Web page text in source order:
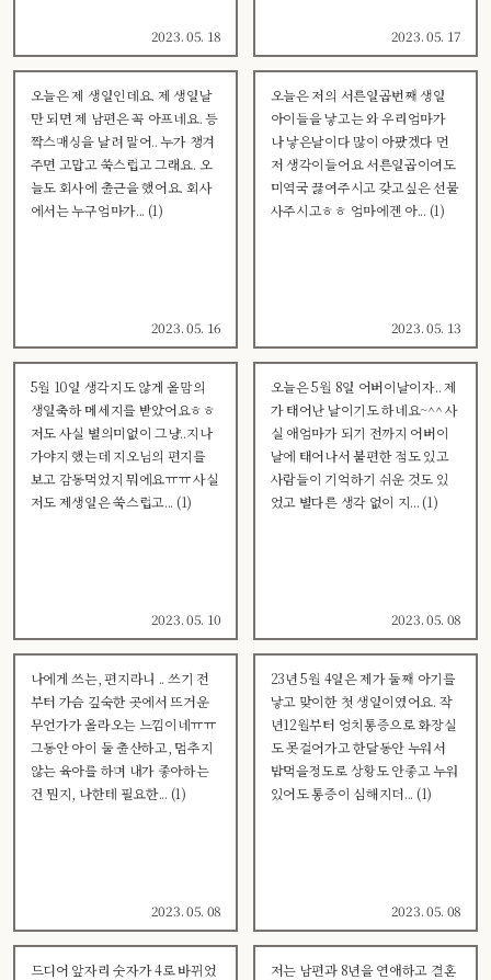
2023. 05. 18 2023. 05. 17
오늘은 제 생일인데요. 제 생일날
만 되면 제 남편은 꼭 아프네요. 등
짝스매싱을 날려 말어.. 누가 챙겨
주면 고맙고 쑥스럽고 그래요. 오
늘도 회사에 출근을 했어요. 회사
에서는 누구엄마가... (1)
2023. 05. 16
오늘은 저의 서른일곱번째 생일
아이들을 낳고는 와 우리엄마가
나 낳은날이다 많이 아팠겠다 먼
저 생각이들어요 서른일곱이여도
미역국 끓여주시고 갖고싶은 선물
사주시고ㅎㅎ 엄마에겐 아... (1)
2023. 05. 13
5월 10일 생각지도 않게 올맘의
생일축하 메세지를 받았어요ㅎㅎ
저도 사실 별의미없이 그냥..지나
가야지 했는데 지오님의 편지를
보고 감동먹었지 뭐에요ㅠㅠ 사실
저도 제생일은 쑥스럽고... (1)
2023. 05. 10
오늘은 5월 8일 어버이날이자.. 제
가 태어난 날이기도 하네요~^^ 사
실 애엄마가 되기 전까지 어버이
날에 태어나서 불편한 점도 있고
사람들이 기억하기 쉬운 것도 있
었고 별다른 생각 없이 지... (1)
2023. 05. 08
나에게 쓰는, 편지라니 .. 쓰기 전
부터 가슴 깊숙한 곳에서 뜨거운
무언가가 올라오는 느낌이네ㅠㅠ
그동안 아이 둘 출산하고, 멈추지
않는 육아를 하며 내가 좋아하는
건 뭔지, 나한테 필요한... (1)
2023. 05. 08
23년 5월 4일은 제가 둘째 아기를
낳고 맞이한 첫 생일이였어요. 작
년12월부터 엉치통증으로 화장실
도 못걸어가고 한달동안 누워서
밥먹을정도로 상황도 안좋고 누워
있어도 통증이 심해지더... (1)
2023. 05. 08
드디어 앞자리 숫자가 4로 바뀌었 저는 남편과 8년을 연애하고 결혼